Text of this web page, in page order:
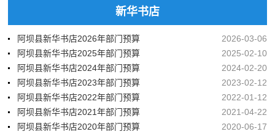
新华书店
阿坝县新华书店2026年部门预算
2026-03-06
阿坝县新华书店2025年部门预算
2025-02-10
阿坝县新华书店2024年部门预算
2024-02-20
阿坝县新华书店2023年部门预算
2023-02-12
阿坝县新华书店2022年部门预算
2022-01-12
阿坝县新华书店2021年部门预算
2021-04-22
阿坝县新华书店2020年部门预算
2020-06-17